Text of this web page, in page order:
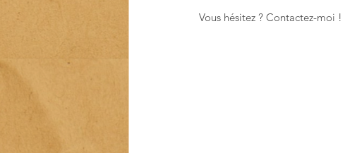
Vous hésitez ? Contactez-moi !